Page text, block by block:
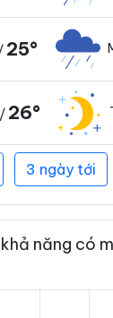
25°
/ 26°
3 ngày tới
năng có